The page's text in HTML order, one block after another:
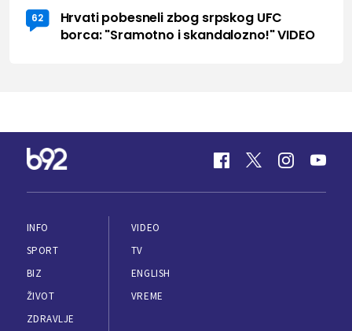
62
Hrvati pobesneli zbog srpskog UFC
borca: "Sramotno i skandalozno!" VIDEO
INFO
SPORT
BIZ
ŽIVOT
ZDRAVLJE
VIDEO
TV
ENGLISH
VREME